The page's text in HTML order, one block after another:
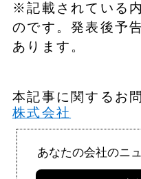
※記載されている
のです。発表後予
あります。
本記事に関するお
株式会社
あなたの会社のニ